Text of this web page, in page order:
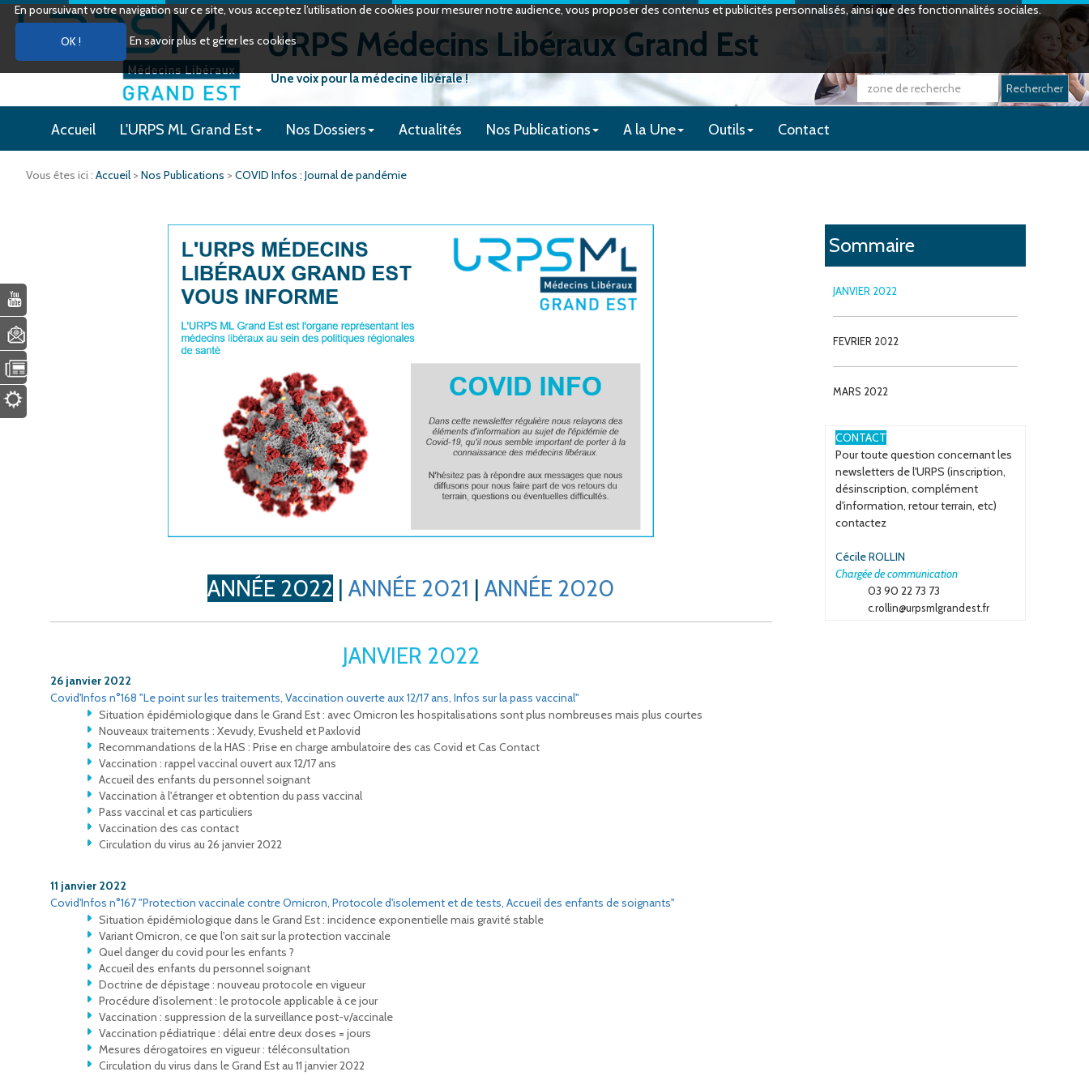
En poursuivant votre navigation sur ce site, vous acceptez l’utilisation de cookies pour mesurer notre audience, vous proposer des contenus et publicités personnalisés, ainsi que des fonctionnalités sociales.
En savoir plus et gérer les cookiesURPS Médecins Libéraux Grand Est
Une voix pour la médecine libérale !
Accueil L'URPS ML Grand Est Nos Dossiers Actualités Nos Publications A la Une Outils Contact
Rechercher
Vous êtes ici : Accueil > Nos Publications > COVID Infos : Journal de pandémie
ANNÉE 2022 |ANNÉE 2021 |ANNÉE 2020
JANVIER 2022
26 janvier 2022
Covid'Infos n°168 "Le point sur les traitements, Vaccination ouverte aux 12/17 ans, Infos sur la pass vaccinal"
Situation épidémiologique dans le Grand Est : avec Omicron les hospitalisations sont plus nombreuses mais plus courtes
Nouveaux traitements : Xevudy, Evusheld et Paxlovid
Recommandations de la HAS : Prise en charge ambulatoire des cas Covid et Cas Contact
Vaccination : rappel vaccinal ouvert aux 12/17 ans
Accueil des enfants du personnel soignant
Vaccination à l'étranger et obtention du pass vaccinal
Pass vaccinal et cas particuliers
Vaccination des cas contact
Circulation du virus au 26 janvier 2022
11 janvier 2022
Covid'Infos n°167 "Protection vaccinale contre Omicron, Protocole d'isolement et de tests, Accueil des enfants de soignants"
Situation épidémiologique dans le Grand Est : incidence exponentielle mais gravité stable
Variant Omicron, ce que l'on sait sur la protection vaccinale
Quel danger du covid pour les enfants ?
Accueil des enfants du personnel soignant
Doctrine de dépistage : nouveau protocole en vigueur
Procédure d'isolement : le protocole applicable à ce jour
Vaccination : suppression de la surveillance post-v/accinale
Vaccination pédiatrique : délai entre deux doses = jours
Mesures dérogatoires en vigueur : téléconsultation
Circulation du virus dans le Grand Est au 11 janvier 2022
Sommaire
JANVIER 2022
FEVRIER 2022
MARS 2022
CONTACT
Pour toute question concernant les
newsletters de l'URPS (inscription,
désinscription, complément
d'information, retour terrain, etc)
contactez
Cécile ROLLIN
Chargée de communication
03 90 22 73 73
c.rollin@urpsmlgrandest.fr